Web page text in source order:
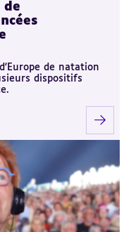
de
de natation
dispositifs